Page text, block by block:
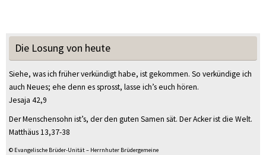
Die Losung von heute
Siehe, was ich früher verkündigt habe, ist gekommen. So verkündige ich
auch Neues; ehe denn es sprosst, lasse ich’s euch hören.
Jesaja 42,9
Der Menschensohn ist’s, der den guten Samen sät. Der Acker ist die Welt.
Matthäus 13,37-38
© Evangelische Brüder-Unität – Herrnhuter Brüdergemeine